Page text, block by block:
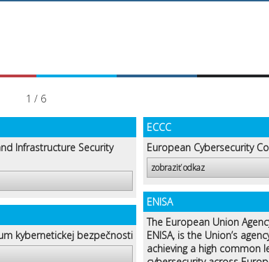
1 / 6
Infrastructure Security
kybernetickej bezpečnosti
ECCC
European Cybersecurity
zobraziť odkaz
ENISA
The European Union
ENISA, is the Union’s
achieving a high common